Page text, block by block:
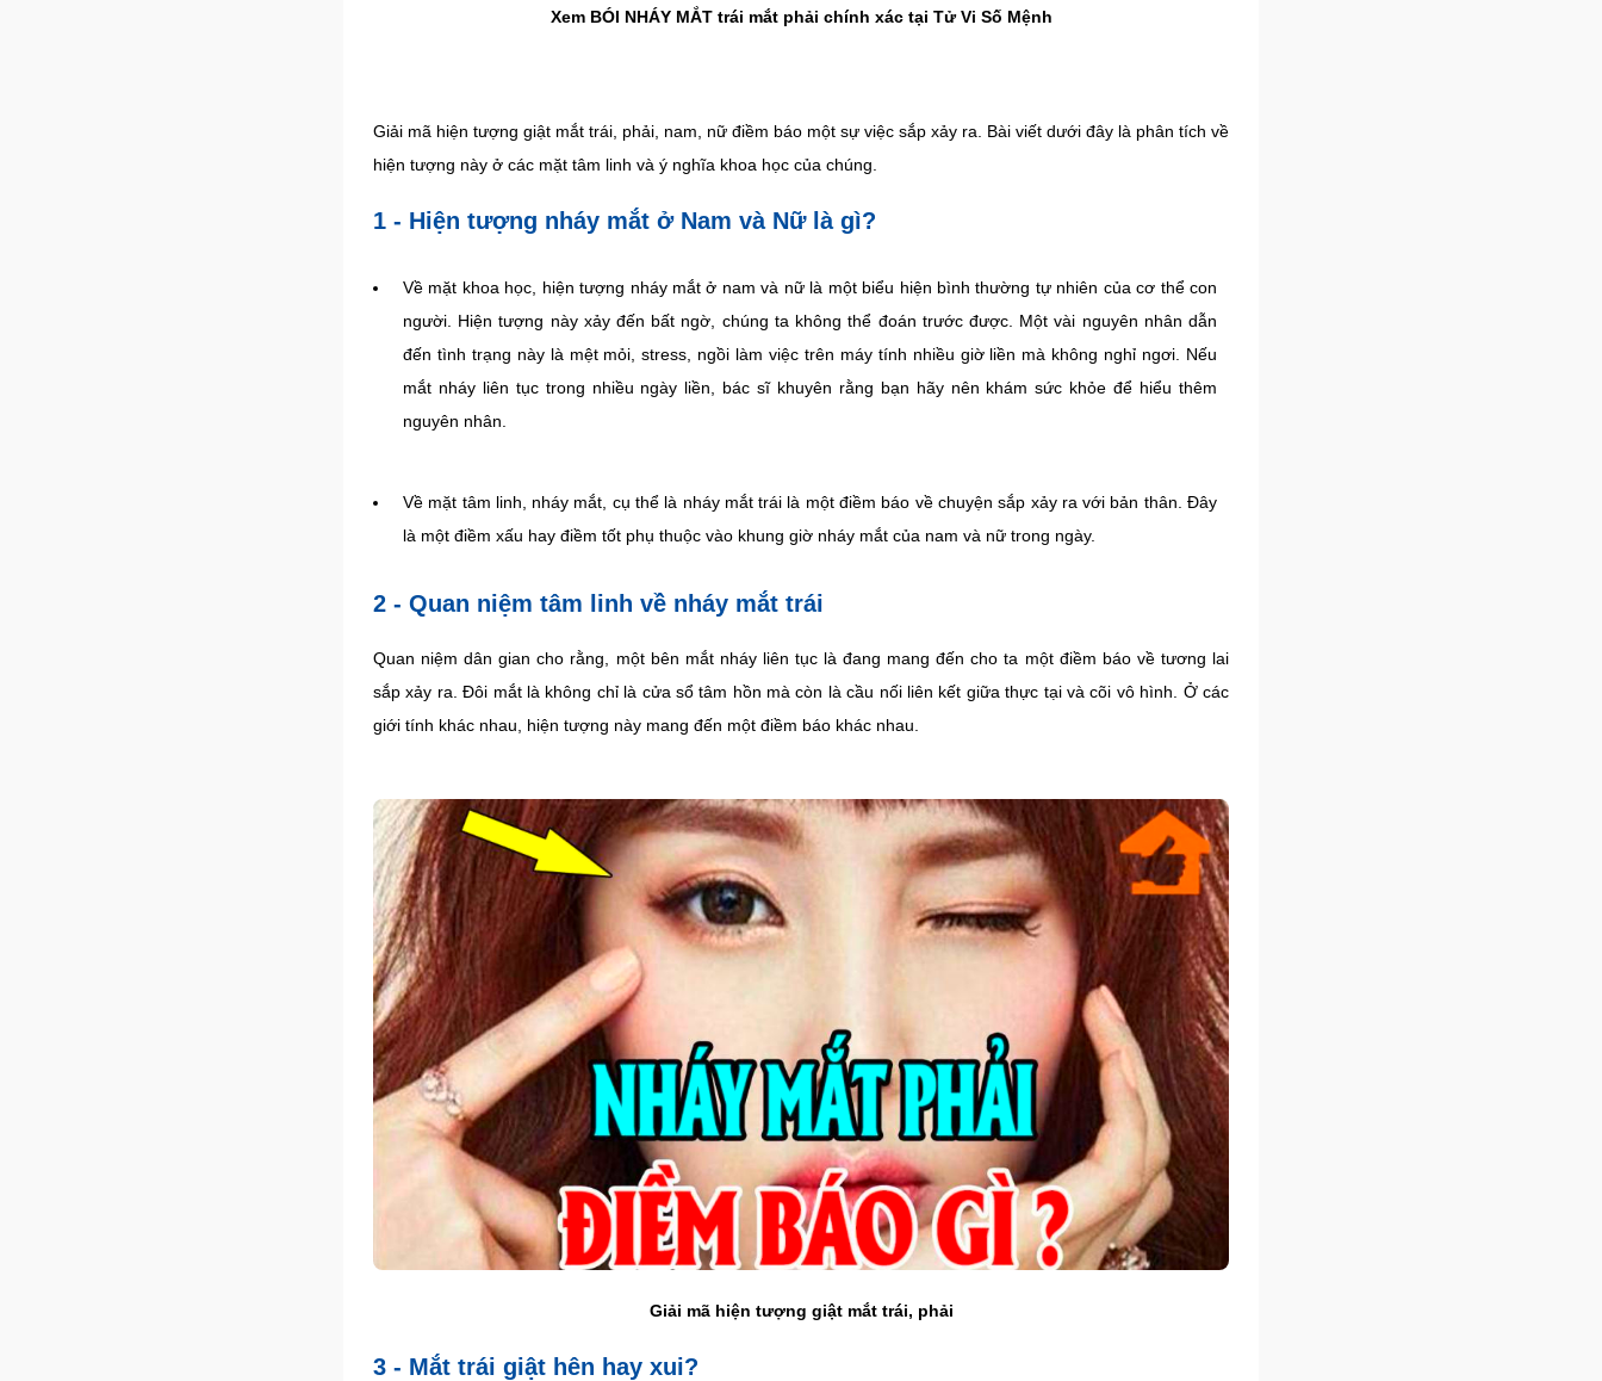
Xem BÓI NHÁY MẮT trái mắt phải chính xác tại Tử Vi Số Mệnh
Giải mã hiện tượng giật mắt trái, phải, nam, nữ điềm báo một sự việc sắp xảy ra. Bài viết dưới đây là phân tích về
hiện tượng này ở các mặt tâm linh và ý nghĩa khoa học của chúng.
1 - Hiện tượng nháy mắt ở Nam và Nữ là gì?
Về mặt khoa học, hiện tượng nháy mắt ở nam và nữ là một biểu hiện bình thường tự nhiên của cơ thể con
người. Hiện tượng này xảy đến bất ngờ, chúng ta không thể đoán trước được. Một vài nguyên nhân dẫn
đến tình trạng này là mệt mỏi, stress, ngồi làm việc trên máy tính nhiều giờ liền mà không nghỉ ngơi. Nếu
mắt nháy liên tục trong nhiều ngày liền, bác sĩ khuyên rằng bạn hãy nên khám sức khỏe để hiểu thêm
nguyên nhân.
Về mặt tâm linh, nháy mắt, cụ thể là nháy mắt trái là một điềm báo về chuyện sắp xảy ra với bản thân. Đây
là một điềm xấu hay điềm tốt phụ thuộc vào khung giờ nháy mắt của nam và nữ trong ngày.
2 - Quan niệm tâm linh về nháy mắt trái
Quan niệm dân gian cho rằng, một bên mắt nháy liên tục là đang mang đến cho ta một điềm báo về tương lai
sắp xảy ra. Đôi mắt là không chỉ là cửa sổ tâm hồn mà còn là cầu nối liên kết giữa thực tại và cõi vô hình. Ở các
giới tính khác nhau, hiện tượng này mang đến một điềm báo khác nhau.
Giải mã hiện tượng giật mắt trái, phải
3 - Mắt trái giật hên hay xui?